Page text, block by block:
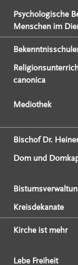
Psychologische
Menschen im
canonica
Mediothek
Bischof Dr.
Dom und
Kreisdekanate
Kirche ist mehr
Lebe Freiheit